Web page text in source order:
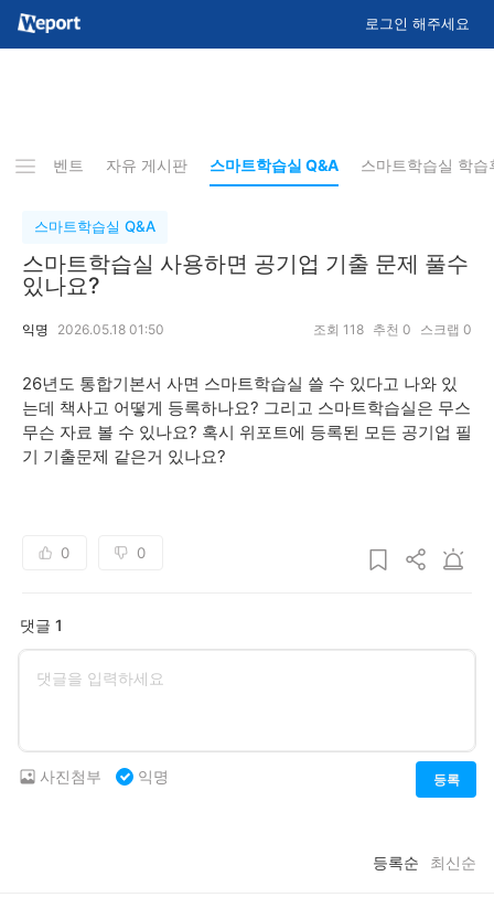
로그인 해주세요
포 이벤트 자유 게시판 스마트학습실 Q&A 스마트학습실 학습
스마트학습실 Q&A
스마트학습실 사용하면 공기업 기출 문제 풀수
있나요?
익명 2026.05.18 01:50 조회 118 추천 0 스크랩 0
26년도 통합기본서 사면 스마트학습실 쓸 수 있다고 나와 있
는데 책사고 어떻게 등록하나요? 그리고 스마트학습실은 무스
무슨 자료 볼 수 있나요? 혹시 위포트에 등록된 모든 공기업 필
기 기출문제 같은거 있나요?
0 0
댓글 1
등록
사진첨부 익명
등록순 최신순